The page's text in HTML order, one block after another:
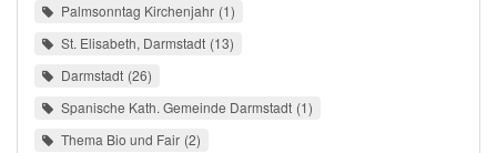
Palmsonntag Kirchenjahr 1
St. Elisabeth, Darmstadt 13
Darmstadt 26
Spanische Kath. Gemeinde Darmstadt 1
Thema Bio und Fair 2